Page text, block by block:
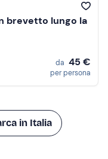
brevetto lungo la
da 45 €
per persona
in Italia